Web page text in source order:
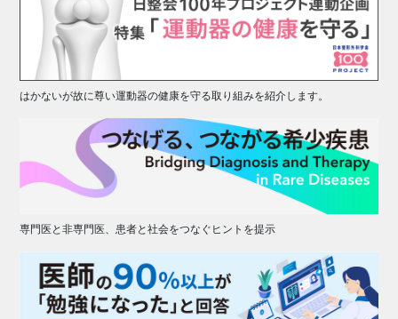
はかないが故に尊い運動器の健康を守る取り組みを紹介します。
専門医と非専門医、患者と社会をつなぐヒントを提示